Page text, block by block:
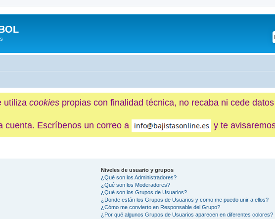
utiliza cookies propias con finalidad técnica, no recaba ni cede
cuenta. Escríbenos un correo a
y te
Niveles de usuario y grupos
¿Qué son los Administradores?
¿Qué son los Moderadores?
¿Qué son los Grupos de Usuarios?
¿Donde están los Grupos de Usuarios y como me puedo unir a ellos?
¿Cómo me convierto en Responsable del Grupo?
¿Por qué algunos Grupos de Usuarios aparecen en diferentes colores?